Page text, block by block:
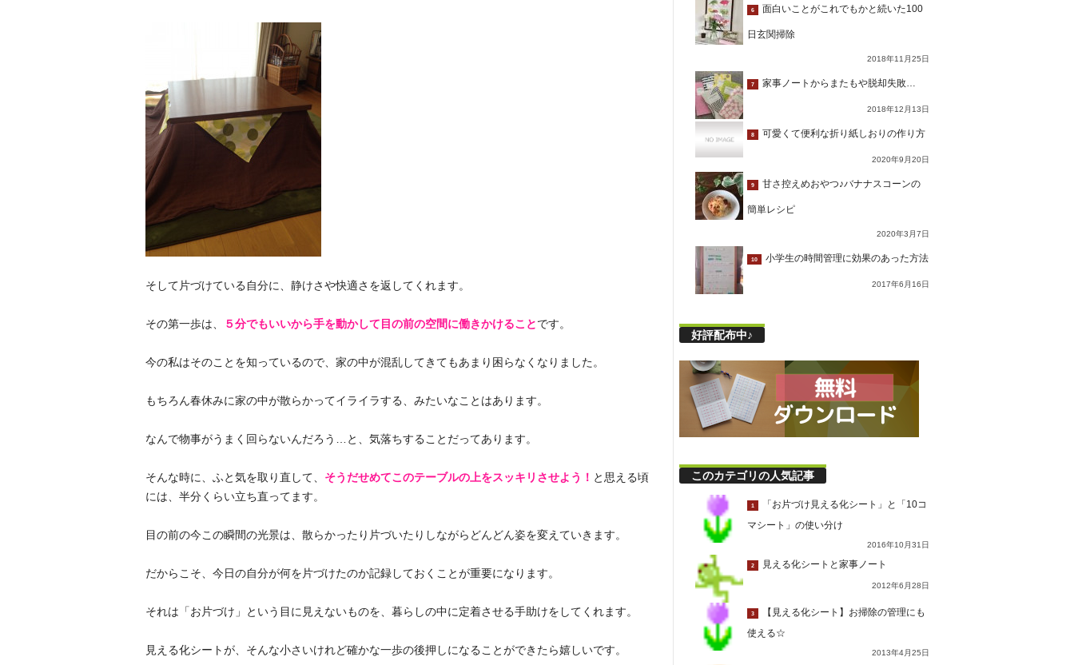
そして片づけている自分に、静けさや快適さを返してくれます。
その第一歩は、 ５分でもいいから手を動かして目の前の空間に働きかけることです。
今の私はそのことを知っているので、家の中が混乱してきてもあまり困らなくなりました。
もちろん春休みに家の中が散らかってイライラする、みたいなことはあります。
なんで物事がうまく回らないんだろう…と、気落ちすることだってあります。
そんな時に、ふと気を取り直して、 そうだせめてこのテーブルの上をスッキリさせよう！ と思える頃
には、半分くらい立ち直ってます。
目の前の今この瞬間の光景は、散らかったり片づいたりしながらどんどん姿を変えていきます。
だからこそ、今日の自分が何を片づけたのか記録しておくことが重要になります。
それは「お片づけ」という目に見えないものを、暮らしの中に定着させる手助けをしてくれます。
見える化シートが、そんな小さいけれど確かな一歩の後押しになることができたら嬉しいです。
6 面白いことがこれでもかと続いた100
日玄関掃除
2018年11月25日
7 家事ノートからまたもや脱却失敗…
2018年12月13日
8 可愛くて便利な折り紙しおりの作り方
2020年9月20日
9 甘さ控えめおやつ♪バナナスコーンの
簡単レシピ
2020年3月7日
10 小学生の時間管理に効果のあった方法
2017年6月16日
好評配布中♪
このカテゴリの人気記事
1
「お片づけ見える化シート」と「10コ
マシート」の使い分け
2016年10月31日
2 見える化シートと家事ノート
2012年6月28日
3
【見える化シート】お掃除の管理にも
使える☆
2013年4月25日